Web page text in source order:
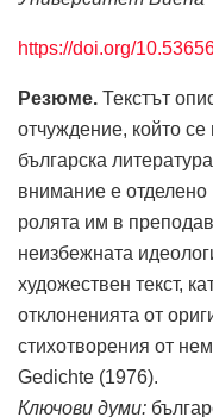
https://doi.org/
Резюме. Текстът
отчуждение, който
българска
внимание е
ролята им в
неизбежната
художествен текст,
отклоненията от
стихотворения от
Gedichte (1976).
Ключови думи: